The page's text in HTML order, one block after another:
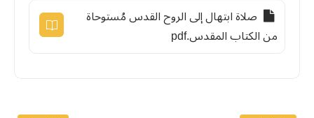
صلاة ابتهال إلى الروح القدس مُستوحاة
من الكتاب المقدس.pdf